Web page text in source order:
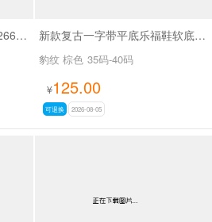
新款漆皮平底乐福鞋单鞋SA2668-2 新款复古一字带平底乐福鞋软底豆豆鞋SA969
豹纹 棕色 35码-40码
¥125.00
可退换 2026-08-05